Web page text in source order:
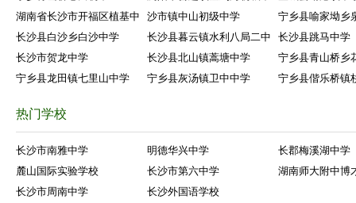
湖南省长沙市开福区植基中
沙市镇中山初级中学
宁乡县喻家坳乡
长沙县白沙乡白沙中学
长沙县暮云镇水利八局二中
长沙县跳马中学
长沙市贺龙中学
长沙县北山镇蒿塘中学
宁乡县青山桥乡
宁乡县龙田镇七里山中学
宁乡县灰汤镇卫中中学 宁乡县偕乐桥镇
热门学校
长沙市南雅中学 明德华兴中学
长郡梅溪湖中学
麓山国际实验学校
长沙市第六中学
湖南师大附中博
长沙市周南中学
长沙外国语学校